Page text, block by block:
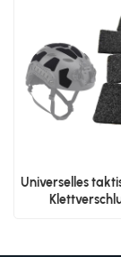
Universelles